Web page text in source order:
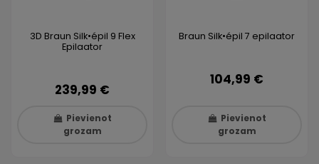
3D Braun Silk•épil 9 Flex
Epilaator
239,99 €
Pievienot
grozam
Braun Silk•épil 7 epilaator
104,99 €
Pievienot
grozam